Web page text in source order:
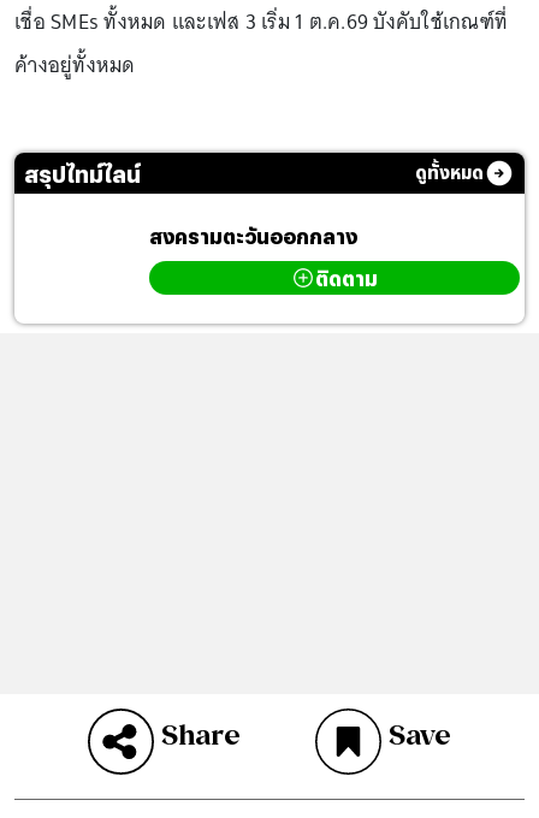
เชื่อ SMEs ทั้งหมด และเฟส 3 เริ่ม 1 ต.ค.69 บังคับใช้เกณฑ์ที่
ค้างอยู่ทั้งหมด
สรุปไทม์ไลน์ ดูทั้งหมด
สงครามตะวันออกกลาง
ติดตาม
Share Save